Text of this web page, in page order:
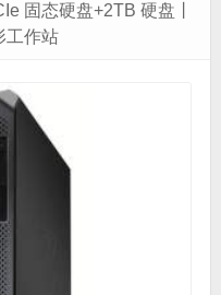
固态硬盘+2TB 硬盘丨
工作站